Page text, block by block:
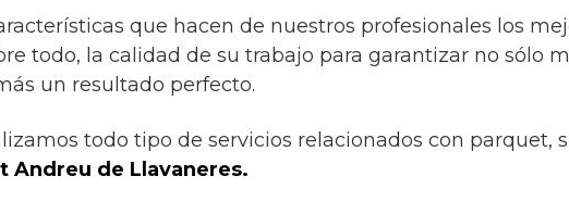
que hacen de nuestros profesionales los
todo, la calidad de su trabajo para garantizar no sólo
un resultado perfecto.
todo tipo de servicios relacionados con parquet,
Andreu de Llavaneres.